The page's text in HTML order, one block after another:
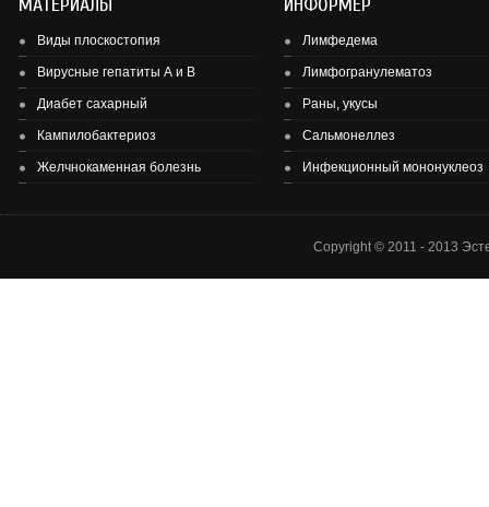
МАТЕРИАЛЫ
Виды плоскостопия
Вирусные гепатиты А и В
Диабет сахарный
Кампилобактериоз
Желчнокаменная болезнь
ИНФОРМЕР
Лимфедема
Лимфогранулематоз
Раны, укусы
Сальмонеллез
Инфекционный мононуклеоз
Здоровье детей и подростков - основа здоровье нации.
Copyright © 2011 - 2013